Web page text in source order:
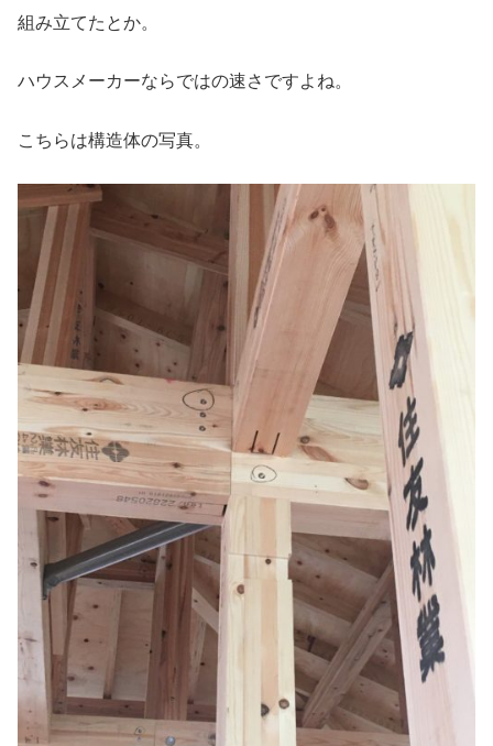
組み立てたとか。
ハウスメーカーならではの速さですよね。
こちらは構造体の写真。